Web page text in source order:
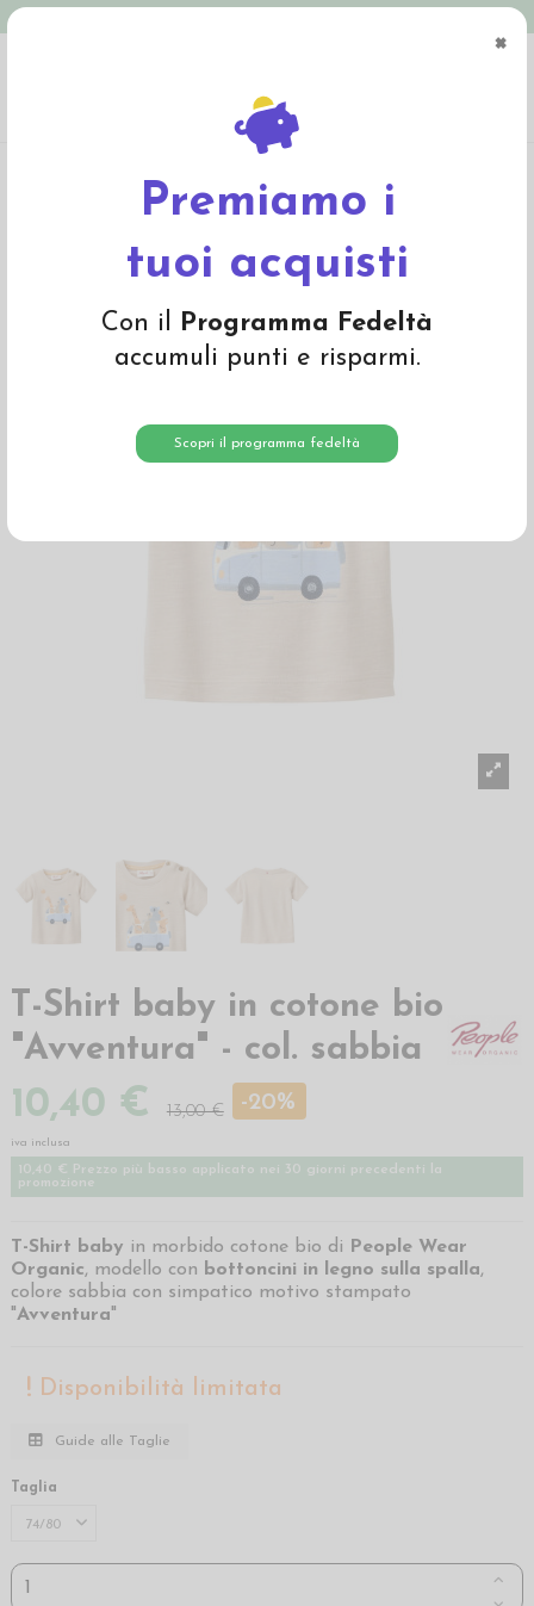
×
Premiamo i
tuoi acquisti
Con il Programma Fedeltà
accumuli punti e risparmi.
Scopri il programma fedeltà
cotone bio "Avventura" - col. sabbia
T-Shirt baby in cotone bio
"Avventura" - col. sabbia
10,40 € 13,00 € -20%
iva inclusa
10,40 € Prezzo più basso applicato nei 30 giorni precedenti la
promozione
T-Shirt baby in morbido cotone bio di People Wear
Organic, modello con bottoncini in legno sulla spalla,
colore sabbia con simpatico motivo stampato
"Avventura"
Disponibilità limitata
Guide alle Taglie
Taglia